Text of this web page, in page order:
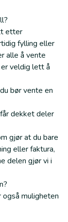
etter
fylling eller
alle å vente
veldig lett å
bør vente en
dekket deler
gjør at du bare
eller faktura,
delen gjør vi i
også muligheten